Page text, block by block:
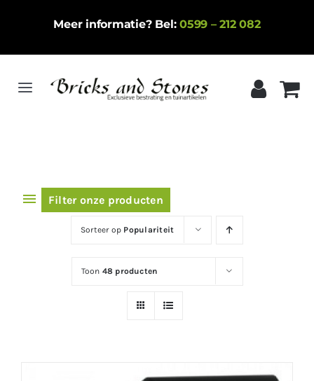
Meer informatie? Bel:0599 – 212 082
Toggle
Keramische tegels
Sorteer op Populariteit
Toon 48 producten
Filter onze producten